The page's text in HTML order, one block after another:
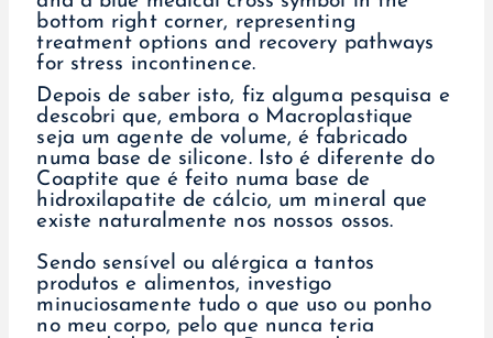
Depois de saber isto, fiz alguma pesquisa e
descobri que, embora o Macroplastique
seja um agente de volume, é fabricado
numa base de silicone. Isto é diferente do
Coaptite que é feito numa base de
hidroxilapatite de cálcio, um mineral que
existe naturalmente nos nossos ossos.
Sendo sensível ou alérgica a tantos
produtos e alimentos, investigo
minuciosamente tudo o que uso ou ponho
no meu corpo, pelo que nunca teria